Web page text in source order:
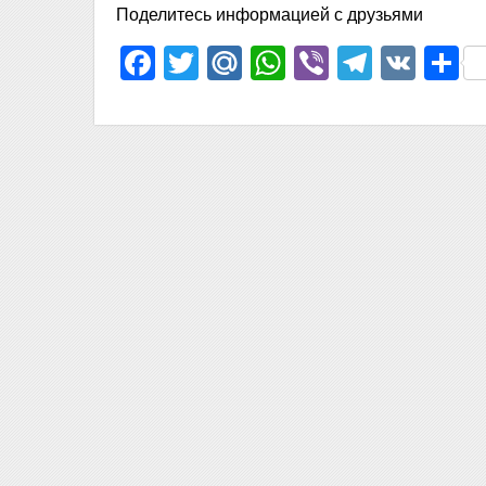
Поделитесь информацией с друзьями
Facebook
TwitterMail.Ru
WhatsApp
Viber VK